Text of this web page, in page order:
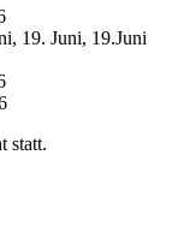
19. Juni, 19.Juni
statt.